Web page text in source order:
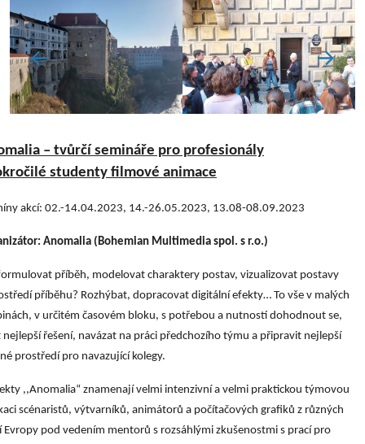
– tvůrčí semináře pro profesionály
studenty filmové animace
akcí: 02.-14.04.2023, 14.-26.05.2023, 13.08-08.09.2023
Anomalia (Bohemian Multimedia spol. s r.o.)
příběh, modelovat charaktery postav, vizualizovat postavy
příběhu? Rozhýbat, dopracovat digitální efekty… To vše v malých
v určitém časovém bloku, s potřebou a nutností dohodnout se,
řešení, navázat na práci předchozího týmu a připravit nejlepší
prostředí pro navazující kolegy.
,,Anomalia“ znamenají velmi intenzivní a velmi praktickou týmovou
scénaristů, výtvarníků, animátorů a počítačových grafiků z různých
Evropy pod vedením mentorů s rozsáhlými zkušenostmi s prací pro